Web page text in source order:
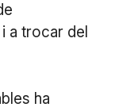
a trocar del
ha